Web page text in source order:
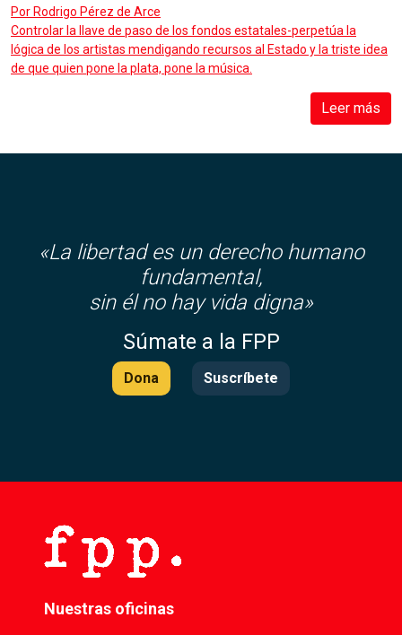
Por Rodrigo Pérez de Arce
Controlar la llave de paso de los fondos estatales-perpetúa la
lógica de los artistas mendigando recursos al Estado y la triste idea
de que quien pone la plata, pone la música.
Leer más
«La libertad es un derecho humano
fundamental,
sin él no hay vida digna»
Súmate a la FPP
Dona Suscríbete
Nuestras oficinas